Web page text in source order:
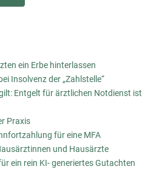
ein Erbe hinterlassen
Insolvenz der „Zahlstelle“
Entgelt für ärztlichen Notdienst ist
Praxis
für eine MFA
und Hausärzte
ein rein KI- generiertes Gutachten